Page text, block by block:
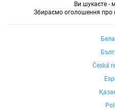
Ви шукаєте -
Збираємо оголошення про
Česká